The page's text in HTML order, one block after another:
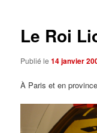
Le Roi
Publié le14 janvier
À Paris et en